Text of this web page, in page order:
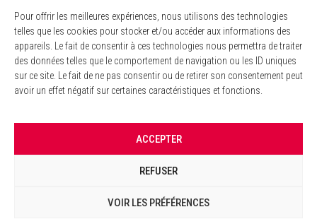
Pour offrir les meilleures expériences, nous utilisons des technologies
telles que les cookies pour stocker et/ou accéder aux informations des
appareils. Le fait de consentir à ces technologies nous permettra de traiter
des données telles que le comportement de navigation ou les ID uniques
sur ce site. Le fait de ne pas consentir ou de retirer son consentement peut
avoir un effet négatif sur certaines caractéristiques et fonctions.
ACCEPTER
REFUSER
VOIR LES PRÉFÉRENCES